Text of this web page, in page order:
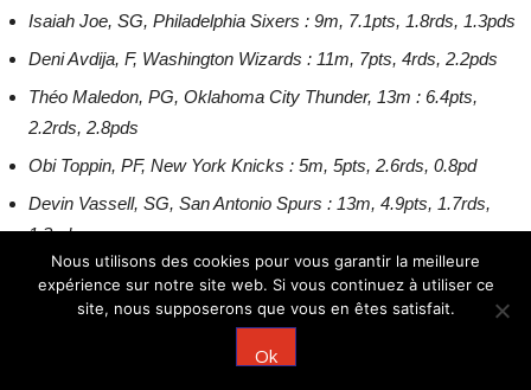
Isaiah Joe, SG, Philadelphia Sixers : 9m, 7.1pts, 1.8rds, 1.3pds
Deni Avdija, F, Washington Wizards : 11m, 7pts, 4rds, 2.2pds
Théo Maledon, PG, Oklahoma City Thunder, 13m : 6.4pts,
2.2rds, 2.8pds
Obi Toppin, PF, New York Knicks : 5m, 5pts, 2.6rds, 0.8pd
Devin Vassell, SG, San Antonio Spurs : 13m, 4.9pts, 1.7rds,
1.3pds
PostTrade De James Harden : Analyse Pour Chacun Des Camps Le Carnet Des Rookies 4.0: L’ombre Du «Rookie Wall»
Nous utilisons des cookies pour vous garantir la meilleure
expérience sur notre site web. Si vous continuez à utiliser ce
site, nous supposerons que vous en êtes satisfait.
Ok